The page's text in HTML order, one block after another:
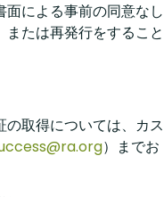
による事前の同意なし
たは再発行をすること
取得については、カス
）までお